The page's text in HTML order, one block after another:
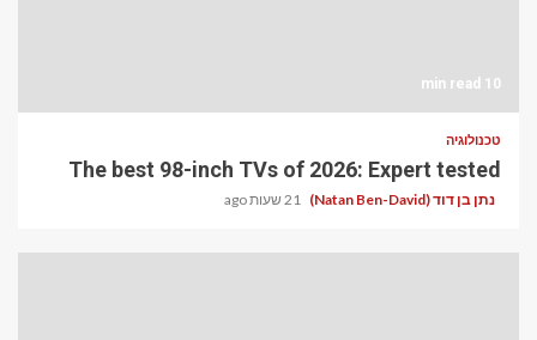
10 min read
טכנולוגיה
The best 98-inch TVs of 2026: Expert tested
נתן בן דוד (Natan Ben-David) 21 שעות ago